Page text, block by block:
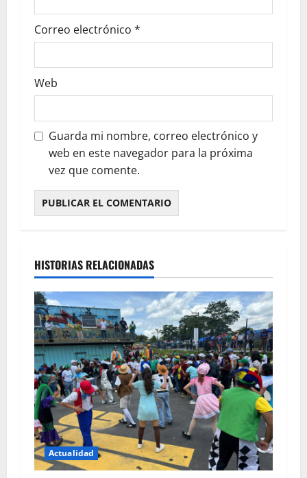
Correo electrónico *
Web
Guarda mi nombre, correo electrónico y
web en este navegador para la próxima
vez que comente.
HISTORIAS RELACIONADAS
Actualidad